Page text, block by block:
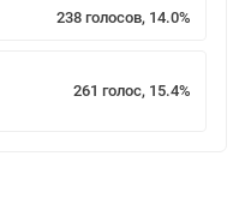
238 голосов, 14.0%
261 голос, 15.4%